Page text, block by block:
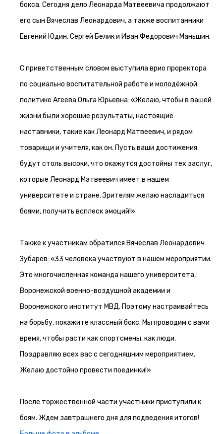
бокса. Сегодня дело Леонарда Матвеевича продолжают
его сын Вячеслав Леонардович, а также воспитанники
Евгений Юдин, Сергей Белик и Иван Федорович Маньшин.
С приветственным словом выступила врио проректора
по социально воспитательной работе и молодёжной
политике Агеева Ольга Юрьевна: «Желаю, чтобы в вашей
жизни были хорошие результаты, настоящие
наставники, такие как Леонард Матвеевич, и рядом
товарищи и учителя, как он. Пусть ваши достижения
будут столь высоки, что окажутся достойны тех заслуг,
которые Леонард Матвеевич имеет в нашем
университете и стране. Зрителям желаю насладиться
боями, получить всплеск эмоций!»
Также к участникам обратился Вячеслав Леонардович
Зубарев: «33 человека участвуют в нашем мероприятии.
Это многочисленная команда нашего университета,
Воронежской военно-воздушной академии и
Воронежского институт МВД. Поэтому настраивайтесь
на борьбу, покажите классный бокс. Мы проводим с вами
время, чтобы расти как спортсмены, как люди.
Поздравляю всех вас с сегодняшним мероприятием.
Желаю достойно провести поединки!»
После торжественной части участники приступили к
боям. Ждем завтрашнего дня для подведения итогов!